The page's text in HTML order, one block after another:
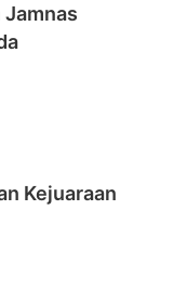
Kejuaraan